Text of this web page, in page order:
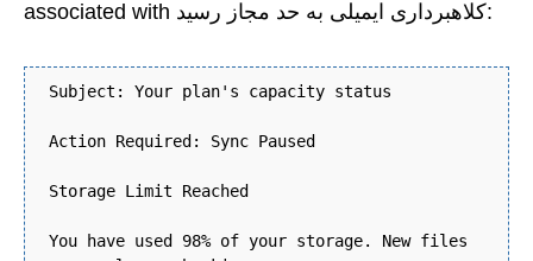
associated with کلاهبرداری ایمیلی به حد مجاز رسید:
Subject: Your plan's capacity status
Action Required: Sync Paused
Storage Limit Reached
You have used 98% of your storage. New files